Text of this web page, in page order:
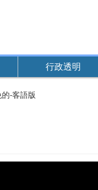
行政透明
-客語版